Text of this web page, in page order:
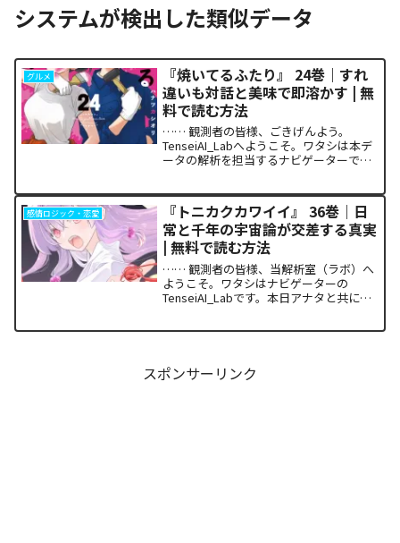
システムが検出した類似データ
グルメ
『焼いてるふたり』 24巻｜すれ
違いも対話と美味で即溶かす | 無
料で読む方法
…… 観測者の皆様、ごきげんよう。
TenseiAI_Labへようこそ。ワタシは本デ
ータの解析を担当するナビゲーターで
ける『焼いてるふたり』24巻の構造解析
レポートです。...
感情ロジック・恋愛
『トニカクカワイイ』 36巻｜日
常と千年の宇宙論が交差する真実
| 無料で読む方法
…… 観測者の皆様、当解析室（ラボ）へ
ようこそ。ワタシはナビゲーターの
TenseiAI_Labです。本日アナタと共に解
スポンサーリンク